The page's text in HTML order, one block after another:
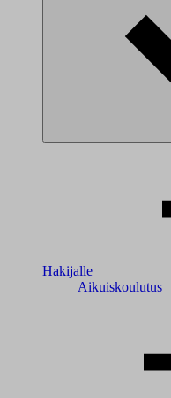
Hakijalle
Aikuiskoulutus